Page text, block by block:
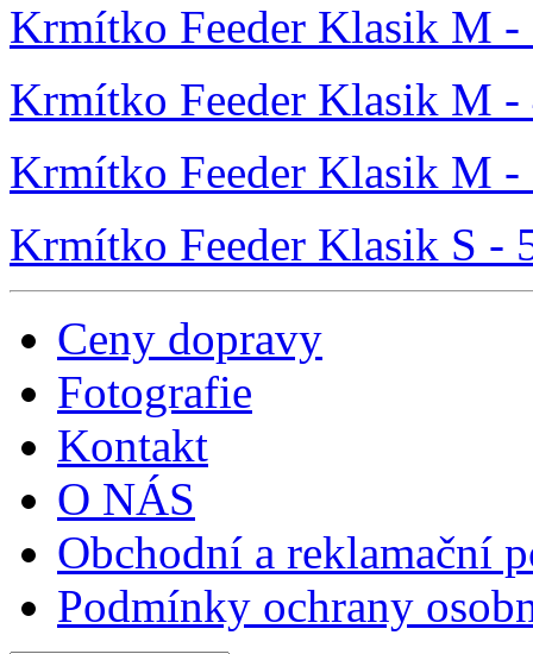
Krmítko Feeder Klasik M -
Krmítko Feeder Klasik M -
Krmítko Feeder Klasik M -
Krmítko Feeder Klasik S -
Ceny dopravy
Fotografie
Kontakt
O NÁS
Obchodní a reklamační
Podmínky ochrany